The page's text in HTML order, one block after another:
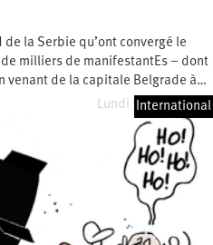
de la Serbie qu’ont convergé le
milliers de manifestantEs – dont
venant de la capitale Belgrade à…
Lundi 3 février 2025
International